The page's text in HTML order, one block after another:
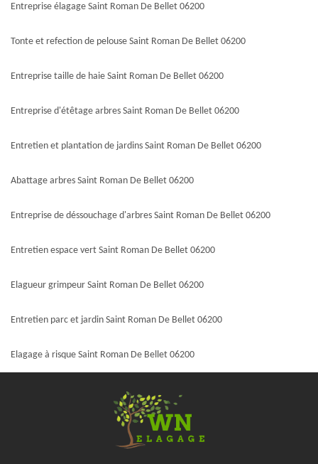
Entreprise élagage Saint Roman De Bellet 06200
Tonte et refection de pelouse Saint Roman De Bellet 06200
Entreprise taille de haie Saint Roman De Bellet 06200
Entreprise d'étêtage arbres Saint Roman De Bellet 06200
Entretien et plantation de jardins Saint Roman De Bellet 06200
Abattage arbres Saint Roman De Bellet 06200
Entreprise de déssouchage d'arbres Saint Roman De Bellet 06200
Entretien espace vert Saint Roman De Bellet 06200
Elagueur grimpeur Saint Roman De Bellet 06200
Entretien parc et jardin Saint Roman De Bellet 06200
Elagage à risque Saint Roman De Bellet 06200